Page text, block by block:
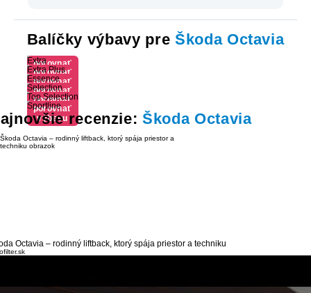
Balíčky výbavy pre Škoda Octavia
porovnať
výbavu
Extra
porovnať
výbavu
Extra Plus
porovnať
výbavu
Essence
porovnať
výbavu
Selection
porovnať
výbavu
Top Selection
porovnať
výbavu
Sportline
recenzie:Škoda Octavia
Octavia – rodinný liftback, ktorý spája priestor a techniku